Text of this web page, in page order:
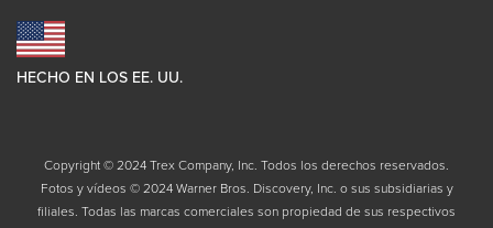
HECHO EN LOS EE. UU.
Copyright © 2024 Trex Company, Inc. Todos los derechos reservados.
Fotos y vídeos © 2024 Warner Bros. Discovery, Inc. o sus subsidiarias y
filiales. Todas las marcas comerciales son propiedad de sus respectivos